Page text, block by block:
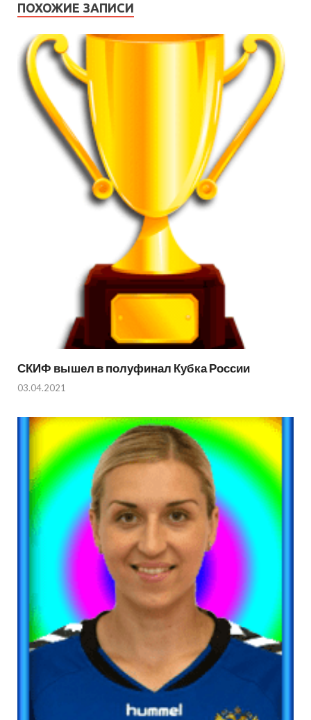
ПОХОЖИЕ ЗАПИСИ
СКИФ вышел в полуфинал Кубка России
03.04.2021